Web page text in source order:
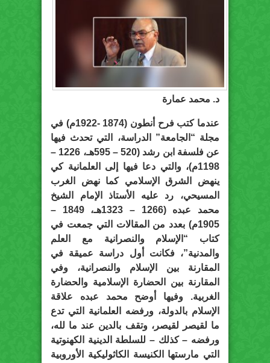
د. محمد عمارة
عندما كتب فرح أنطون (1874 -1922م) في
مجلة “الجامعة” الدراسة، التي تحدث فيها
عن فلسفة ابن رشد (520 – 595هـ، 1226 –
1198م)، والتي دعا فيها إلى العلمانية كي
ينهض الشرق الإسلامي كما نهض الغرب
المسيحي، رد عليه الأستاذ الإمام الشيخ
محمد عبده (1266 – 1323هـ، 1849 –
1905م) بعدد من المقالات التي جمعت في
كتاب “الإسلام والنصرانية مع العلم
والمدنية”، فكانت أول دراسة عميقة في
المقارنة بين الإسلام والنصرانية، وفي
المقارنة بين الحضارة الإسلامية والحضارة
الغربية. وفيها أوضح محمد عبده علاقة
الإسلام بالدولة، ورفضه العلمانية التي تدع
ما لقيصر لقيصر، وتقف بالدين عند ما لله،
ورفضه – كذلك – للسلطة الدينية الكهنوتية
التي مارستها الكنيسة الكاثوليكية الأوروبية